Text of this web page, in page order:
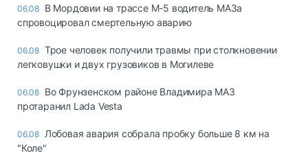
06.08 В Мордовии на трассе М-5 водитель МАЗа
спровоцировал смертельную аварию
06.08 Трое человек получили травмы при столкновении
легковушки и двух грузовиков в Могилеве
06.08 Во Фрунзенском районе Владимира МАЗ
протаранил Lada Vesta
06.08 Лобовая авария собрала пробку больше 8 км на
"Коле"